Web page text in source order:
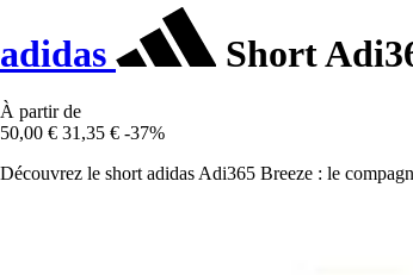
adidas Short
À partir de
50,00 € 31,35 € -37%
Découvrez le short adidas Adi365 Breeze : le